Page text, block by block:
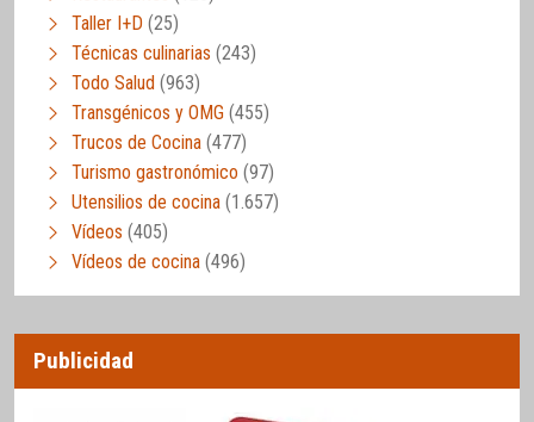
Taller I+D (25)
Técnicas culinarias (243)
Todo Salud (963)
Transgénicos y OMG (455)
Trucos de Cocina (477)
Turismo gastronómico (97)
Utensilios de cocina (1.657)
Vídeos (405)
Vídeos de cocina (496)
Publicidad